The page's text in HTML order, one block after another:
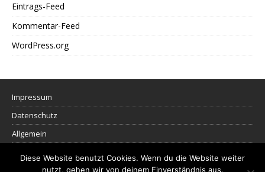
Eintrags-Feed
Kommentar-Feed
WordPress.org
Impressum
Datenschutz
Allgemein
Diese Website benutzt Cookies. Wenn du die Website weiter
nutzt, gehen wir von deinem Einverständnis aus.